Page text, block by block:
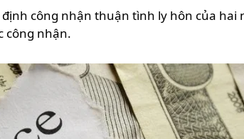
công nhận thuận tình ly hôn của
công nhận.